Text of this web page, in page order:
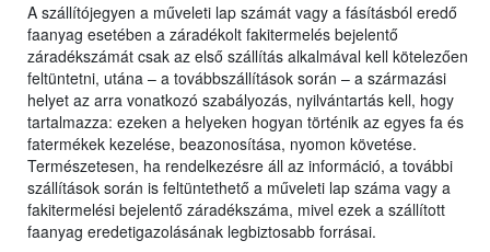
A szállítójegyen a műveleti lap számát vagy a fásításból eredő
faanyag esetében a záradékolt fakitermelés bejelentő
záradékszámát csak az első szállítás alkalmával kell kötelezően
feltüntetni, utána – a továbbszállítások során – a származási
helyet az arra vonatkozó szabályozás, nyilvántartás kell, hogy
tartalmazza: ezeken a helyeken hogyan történik az egyes fa és
fatermékek kezelése, beazonosítása, nyomon követése.
Természetesen, ha rendelkezésre áll az információ, a további
szállítások során is feltüntethető a műveleti lap száma vagy a
fakitermelési bejelentő záradékszáma, mivel ezek a szállított
faanyag eredetigazolásának legbiztosabb forrásai.